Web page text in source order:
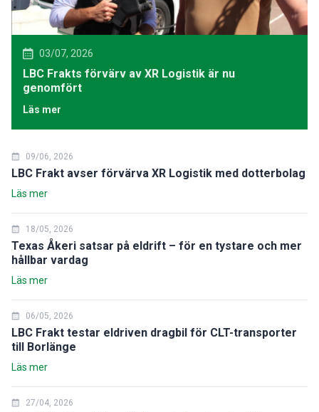
03/07, 2026
LBC Frakts förvärv av XR Logistik är nu
genomfört
Läs mer
09/06, 2026
LBC Frakt avser förvärva XR Logistik med dotterbolag
Läs mer
18/05, 2026
Texas Åkeri satsar på eldrift – för en tystare och mer
hållbar vardag
Läs mer
06/05, 2026
LBC Frakt testar eldriven dragbil för CLT-transporter
till Borlänge
Läs mer
27/04, 2026